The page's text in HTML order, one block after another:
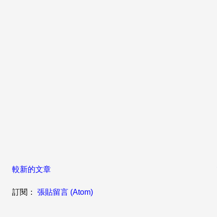
較新的文章
訂閱： 張貼留言 (Atom)